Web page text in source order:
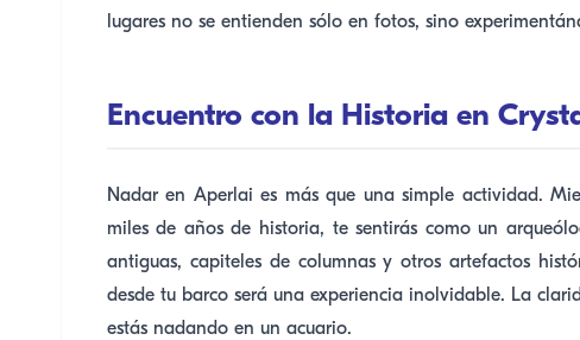
lugares no se entienden sólo en fotos, sino
Encuentro con la Historia en
Nadar en Aperlai es más que una simple actividad.
miles de años de historia, te sentirás como un
antiguas, capiteles de columnas y otros artefactos
desde tu barco será una experiencia inolvidable. La
estás nadando en un acuario.